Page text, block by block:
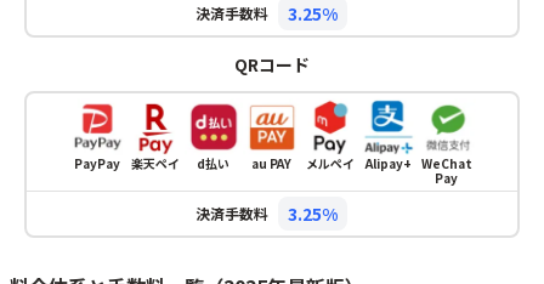
決済手数料 3.25%
QRコード
PayPay 楽天ペイ d払い au PAY メルペイ Alipay+ WeChat
Pay
決済手数料 3.25%